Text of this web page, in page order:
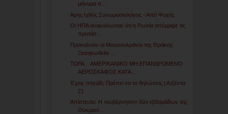
μήνυμα σ...
Άρης Ιχθύς Συνωμοσιολόγος - Από Ψυχής
Οι ΗΠΑ ανακοίνωσαν ότι η Ρωσία απέρριψε τις
προτάσ...
Προκαλούν οι Μουσουλμάνοι της Θράκης:
Ξεσηκωθείτε ...
ΤΩΡΑ... ΑΜΕΡΙΚΑΝΙΚΟ ΜΗ ΕΠΑΝΔΡΩΜΕΝΟ
ΑΕΡΟΣΚΑΦΟΣ ΚΑΤΑ...
Έχεις πηγάδι; Πρέπει να το δηλώσεις | Ατζέντα
21
Απίστευτο: Η «κυβέρνηση» δύο εβδομάδων της
Ουκρανί...